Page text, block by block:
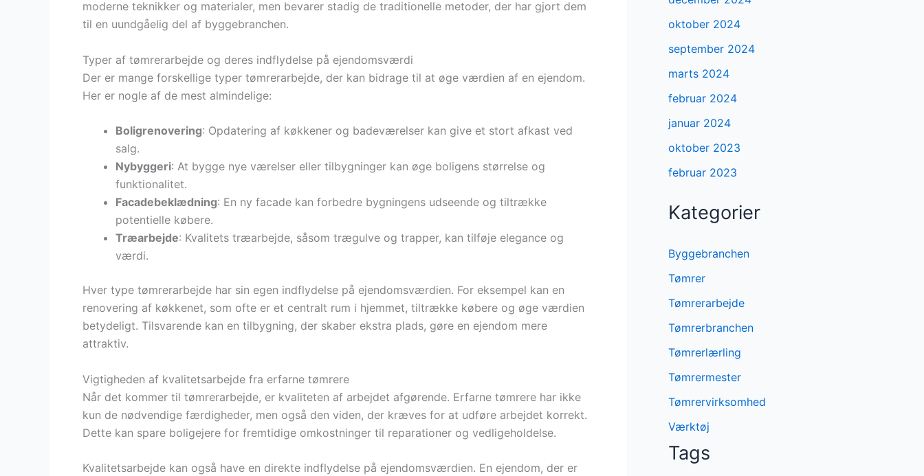
moderne teknikker og materialer, men bevarer stadig de traditionelle metoder, der har gjort dem
til en uundgåelig del af byggebranchen.
Typer af tømrerarbejde og deres indflydelse på ejendomsværdi
Der er mange forskellige typer tømrerarbejde, der kan bidrage til at øge værdien af en ejendom.
Her er nogle af de mest almindelige:
Boligrenovering: Opdatering af køkkener og badeværelser kan give et stort afkast ved
salg.
Nybyggeri: At bygge nye værelser eller tilbygninger kan øge boligens størrelse og
funktionalitet.
Facadebeklædning: En ny facade kan forbedre bygningens udseende og tiltrække
potentielle købere.
Træarbejde: Kvalitets træarbejde, såsom trægulve og trapper, kan tilføje elegance og
værdi.
Hver type tømrerarbejde har sin egen indflydelse på ejendomsværdien. For eksempel kan en
renovering af køkkenet, som ofte er et centralt rum i hjemmet, tiltrække købere og øge værdien
betydeligt. Tilsvarende kan en tilbygning, der skaber ekstra plads, gøre en ejendom mere
attraktiv.
Vigtigheden af kvalitetsarbejde fra erfarne tømrere
Når det kommer til tømrerarbejde, er kvaliteten af arbejdet afgørende. Erfarne tømrere har ikke
kun de nødvendige færdigheder, men også den viden, der kræves for at udføre arbejdet korrekt.
Dette kan spare boligejere for fremtidige omkostninger til reparationer og vedligeholdelse.
Kvalitetsarbejde kan også have en direkte indflydelse på ejendomsværdien. En ejendom, der er
oktober 2024
september 2024
marts 2024
februar 2024
januar 2024
oktober 2023
februar 2023
Kategorier
Byggebranchen
Tømrer
Tømrerarbejde
Tømrerbranchen
Tømrerlærling
Tømrermester
Tømrervirksomhed
Værktøj
Tags